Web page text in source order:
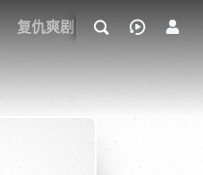
复仇爽剧 玄幻武侠 奇幻